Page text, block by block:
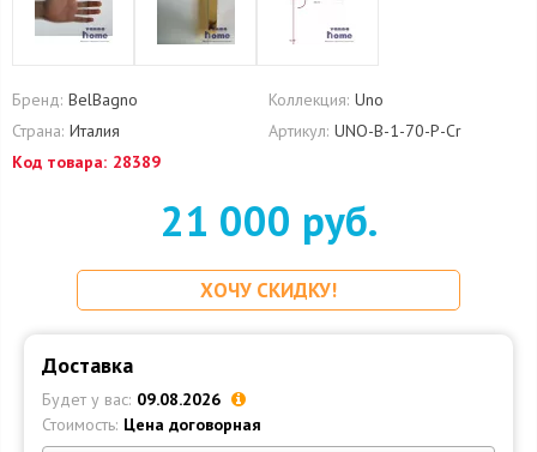
Бренд: BelBagno Коллекция: Uno
Страна: Италия Артикул: UNO-B-1-70-P-Cr
Код товара: 28389
21 000 руб.
ХОЧУ СКИДКУ!
Доставка
Будет у вас: 09.08.2026
Стоимость: Цена договорная